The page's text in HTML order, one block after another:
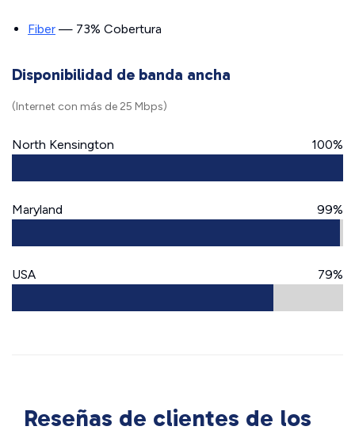
Fiber — 73% Cobertura
Disponibilidad de banda ancha
(Internet con más de 25 Mbps)
North Kensington 100%
Maryland 99%
USA 79%
Reseñas de clientes de los